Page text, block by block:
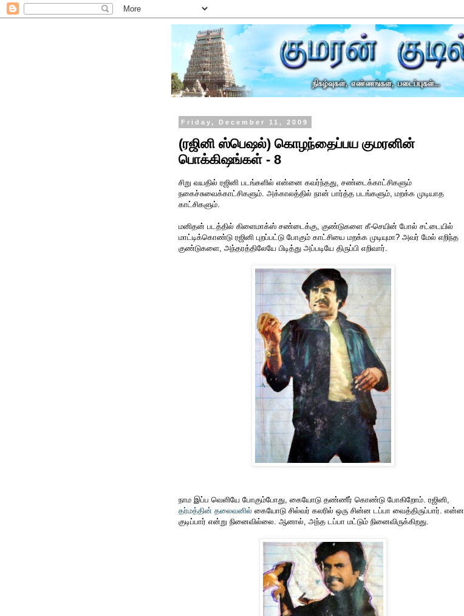
Friday, December 11, 2009
(ரஜினி ஸ்பெஷல்) கொழந்தைப்பய குமரனின்
பொக்கிஷங்கள் - 8
சிறு வயதில் ரஜினி படங்களில் என்னை கவர்ந்தது, சண்டைக்காட்சிகளும்
நகைச்சுவைக்காட்சிகளும். அக்காலத்தில் நான் பார்த்த படங்களும், மறக்க முடியாத
காட்சிகளும்.
மனிதன் படத்தில் கிளைமாக்ஸ் சண்டைக்கு, குண்டுகளை கீ-செயின் போல் சட்டையில்
மாட்டிக்கொண்டு ரஜினி புறப்பட்டு போகும் காட்சியை மறக்க முடியுமா? அவர் மேல் எறிந்த
குண்டுகளை, அந்தரத்திலேயே பிடித்து அப்படியே திருப்பி எறிவார்.
நாம இப்ப வெளியே போகும்போது, கையோடு தண்ணீர் கொண்டு போகிறோம். ரஜினி,
தர்மத்தின் தலைவனில் கையோடு சில்வர் கலரில் ஒரு சின்ன டப்பா வைத்திருப்பார். என்ன
குடிப்பார் என்று நினைவில்லை. ஆனால், அந்த டப்பா மட்டும் நினைவிருக்கிறது.